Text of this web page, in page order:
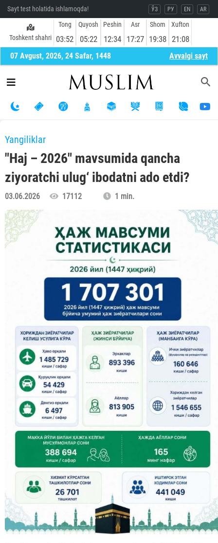
Sayt test holatida ishlamoqda! ЎЗ РУ EN AR
Toshkent shahri
Tong
03:52
Quyosh
05:22
Peshin
12:34
Asr
17:27
Shom
19:38
Xufton
21:08
07 Avgust, 2026, 24 Safar, 1448 Avvalgi sayt
Yangiliklar
"Haj – 2026" mavsumida qancha
ziyoratchi ulug‘ ibodatni ado etdi?
03.06.2026 17112 1 min.